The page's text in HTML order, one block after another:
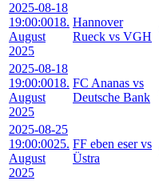
2025-08-18
19:00:0018.
August
2025
Hannover
Rueck vs VGH
2025-08-18
19:00:0018.
August
2025
FC Ananas vs
Deutsche Bank
2025-08-25
19:00:0025.
August
2025
FF eben eser vs
Üstra